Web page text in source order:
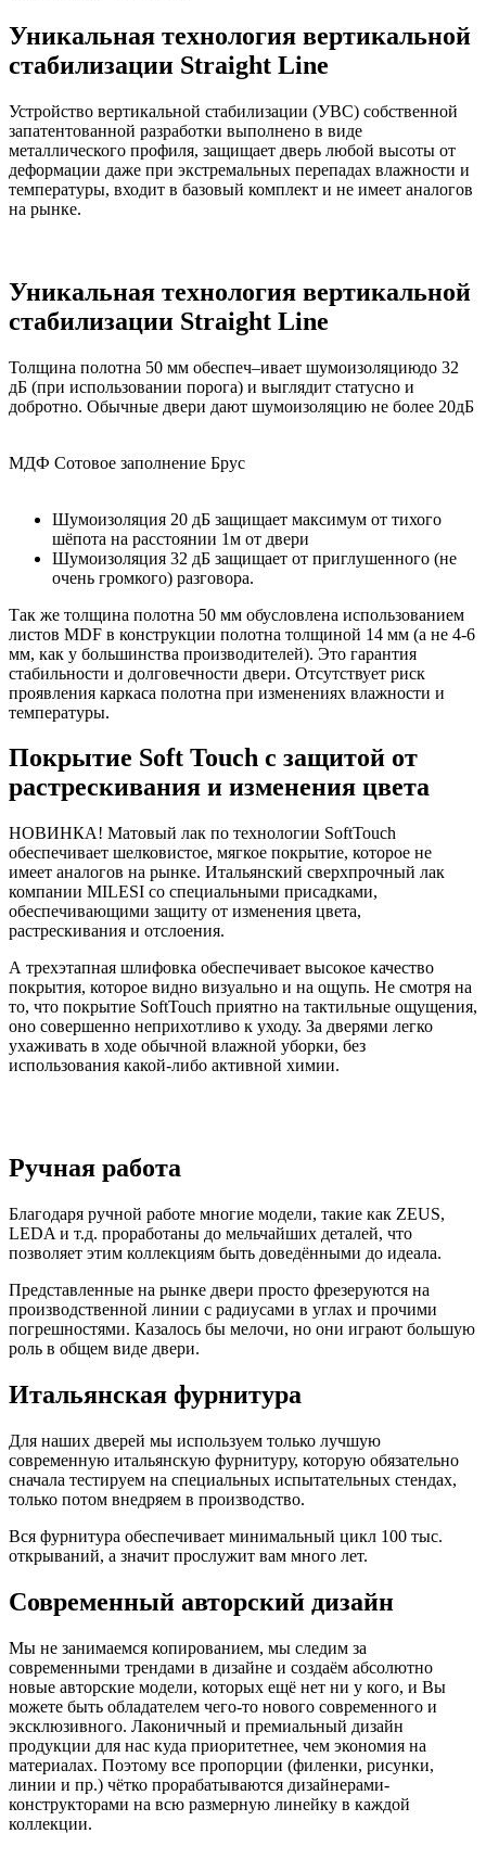
Уникальная технология вертикальной
стабилизации Straight Line
Устройство вертикальной стабилизации (УВС) собственной
запатентованной разработки выполнено в виде
металлического профиля, защищает дверь любой высоты от
деформации даже при экстремальных перепадах влажности и
температуры, входит в базовый комплект и не имеет аналогов
на рынке.
Уникальная технология вертикальной
стабилизации Straight Line
Толщина полотна 50 мм обеспеч–ивает шумоизоляциюдо 32
дБ (при использовании порога) и выглядит статусно и
добротно. Обычные двери дают шумоизоляцию не более 20дБ
МДФ Сотовое заполнение Брус
Шумоизоляция 20 дБ защищает максимум от тихого
шёпота на расстоянии 1м от двери
Шумоизоляция 32 дБ защищает от приглушенного (не
очень громкого) разговора.
Так же толщина полотна 50 мм обусловлена использованием
листов MDF в конструкции полотна толщиной 14 мм (а не 4-6
мм, как у большинства производителей). Это гарантия
стабильности и долговечности двери. Отсутствует риск
проявления каркаса полотна при изменениях влажности и
температуры.
Покрытие Soft Touch с защитой от
растрескивания и изменения цвета
НОВИНКА! Матовый лак по технологии SoftTouch
обеспечивает шелковистое, мягкое покрытие, которое не
имеет аналогов на рынке. Итальянский сверхпрочный лак
компании MILESI со специальными присадками,
обеспечивающими защиту от изменения цвета,
растрескивания и отслоения.
А трехэтапная шлифовка обеспечивает высокое качество
покрытия, которое видно визуально и на ощупь. Не смотря на
то, что покрытие SoftTouch приятно на тактильные ощущения,
оно совершенно неприхотливо к уходу. За дверями легко
ухаживать в ходе обычной влажной уборки, без
использования какой-либо активной химии.
Ручная работа
Благодаря ручной работе многие модели, такие как ZEUS,
LEDA и т.д. проработаны до мельчайших деталей, что
позволяет этим коллекциям быть доведёнными до идеала.
Представленные на рынке двери просто фрезеруются на
производственной линии с радиусами в углах и прочими
погрешностями. Казалось бы мелочи, но они играют большую
роль в общем виде двери.
Итальянская фурнитура
Для наших дверей мы используем только лучшую
современную итальянскую фурнитуру, которую обязательно
сначала тестируем на специальных испытательных стендах,
только потом внедряем в производство.
Вся фурнитура обеспечивает минимальный цикл 100 тыс.
открываний, а значит прослужит вам много лет.
Современный авторский дизайн
Мы не занимаемся копированием, мы следим за
современными трендами в дизайне и создаём абсолютно
новые авторские модели, которых ещё нет ни у кого, и Вы
можете быть обладателем чего-то нового современного и
эксклюзивного. Лаконичный и премиальный дизайн
продукции для нас куда приоритетнее, чем экономия на
материалах. Поэтому все пропорции (филенки, рисунки,
линии и пр.) чётко прорабатываются дизайнерами-
конструкторами на всю размерную линейку в каждой
коллекции.